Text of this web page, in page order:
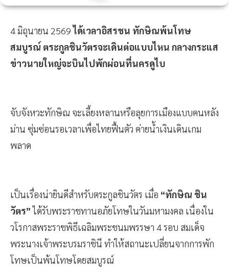
4 มิถุนายน 2569ได้เวลาอิสรชน ทักษิณพ้นโทษ
สมบูรณ์ ตระกูลชินวัตรจะเดินต่อแบบไหน กลางกระแส
ข่าวนายใหญ่จะบินไปพักผ่อนที่นครดูไบ
จับจังหวะทักษิณ จะเลี้ยงหลานหรือลุยการเมืองแบบคนหลัง
ม่าน ซุ่มซ่อนรอเวลาเพื่อไทยฟื้นตัว ค่ายน้ำเงินเดินเกม
พลาด
เป็นเรื่องน่ายินดีสำหรับตระกูลชินวัตร เมื่อ “ทักษิณ ชิน
วัตร”ได้รับพระราชทานอภัยโทษในวันมหามงคล เนื่องใน
วโรกาสพระราชพิธีเฉลิมพระชนมพรรษา 4 รอบ สมเด็จ
พระนางเจ้าพระบรมราชินี ทำให้สถานะเปลี่ยนจากการพัก
โทษเป็นพ้นโทษโดยสมบูรณ์